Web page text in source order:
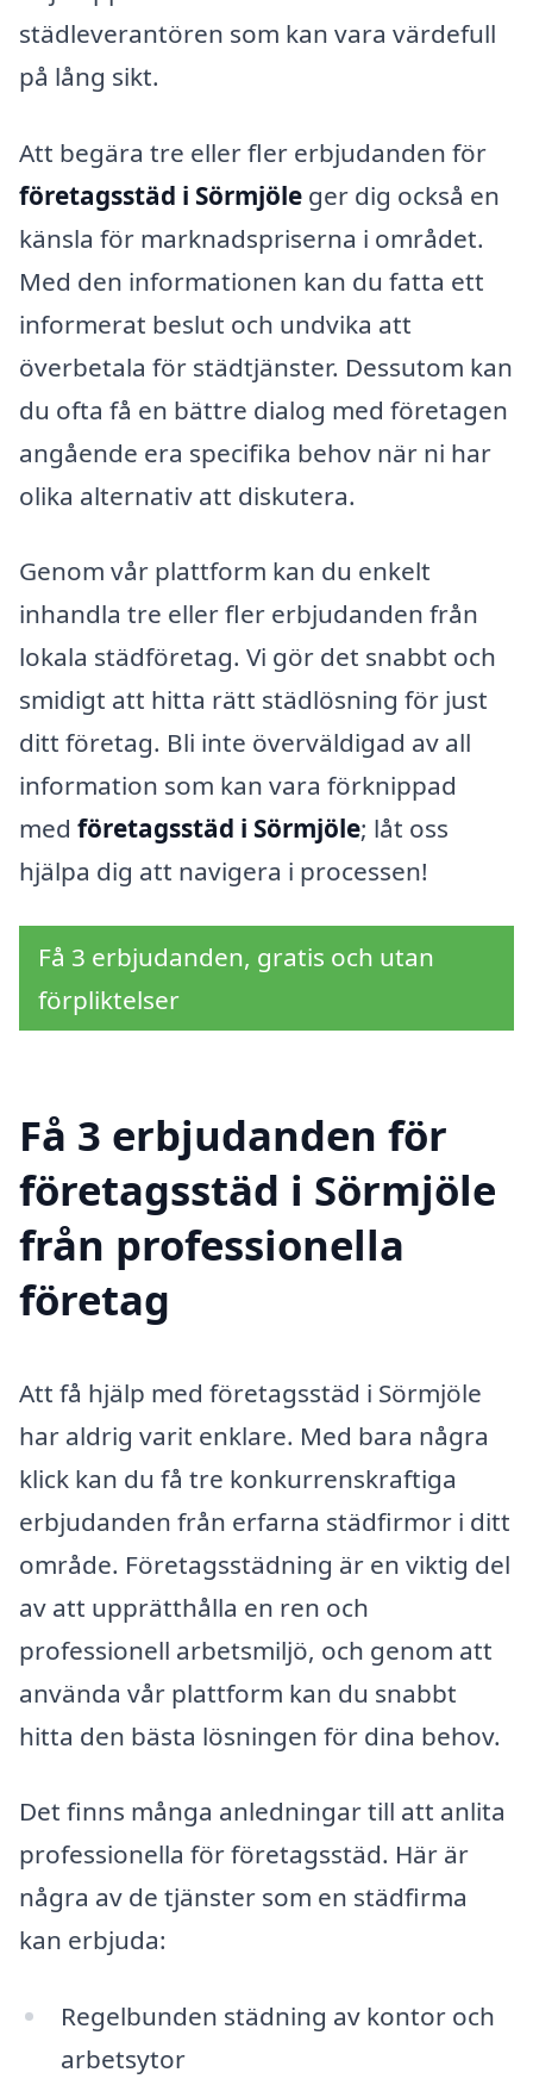
städleverantören som kan vara värdefull
på lång sikt.
Att begära tre eller fler erbjudanden för
företagsstäd i Sörmjöle ger dig också en
känsla för marknadspriserna i området.
Med den informationen kan du fatta ett
informerat beslut och undvika att
överbetala för städtjänster. Dessutom kan
du ofta få en bättre dialog med företagen
angående era specifika behov när ni har
olika alternativ att diskutera.
Genom vår plattform kan du enkelt
inhandla tre eller fler erbjudanden från
lokala städföretag. Vi gör det snabbt och
smidigt att hitta rätt städlösning för just
ditt företag. Bli inte överväldigad av all
information som kan vara förknippad
med företagsstäd i Sörmjöle; låt oss
hjälpa dig att navigera i processen!
Få 3 erbjudanden, gratis och utan
förpliktelser
Få 3 erbjudanden för
företagsstäd i Sörmjöle
från professionella
företag
Att få hjälp med företagsstäd i Sörmjöle
har aldrig varit enklare. Med bara några
klick kan du få tre konkurrenskraftiga
erbjudanden från erfarna städfirmor i ditt
område. Företagsstädning är en viktig del
av att upprätthålla en ren och
professionell arbetsmiljö, och genom att
använda vår plattform kan du snabbt
hitta den bästa lösningen för dina behov.
Det finns många anledningar till att anlita
professionella för företagsstäd. Här är
några av de tjänster som en städfirma
kan erbjuda:
Regelbunden städning av kontor och
arbetsytor